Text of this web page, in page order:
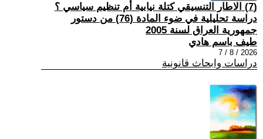
(7) الاطار التنسيقي كتلة نيابية أم تنظيم سياسي ؟
دراسة تحليلية في ضوء المادة (76) من دستور
جمهورية العراق لسنة 2005
طيف باسم هادي
2026 / 8 / 7
دراسات وابحاث قانونية